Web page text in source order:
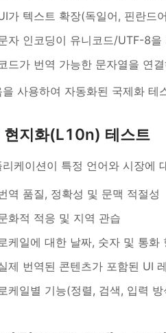
가 텍스트 확장(독일어, 핀란드
자 인코딩이 유니코드/UTF-8을
드가 번역 가능한 문자열을 연
을 사용하여 자동화된 국제화 테
현지화(L10n) 테스트
리케이션이 특정 언어와 시장에
역 품질, 정확성 및 문맥 적절성
화적 적응 및 지역 관습
케일에 대한 날짜, 숫자 및 통화
제 번역된 콘텐츠가 포함된 UI
케일별 기능(정렬, 검색, 입력 방